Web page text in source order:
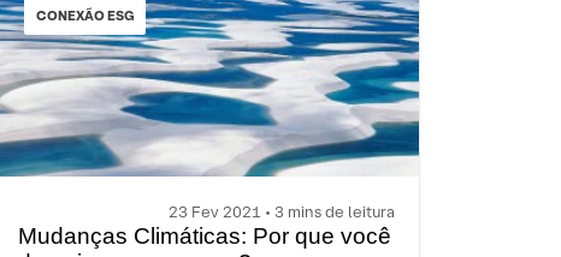
CONEXÃO ESG
23 Fev 2021 • 3 mins de leitura
Mudanças Climáticas: Por que você